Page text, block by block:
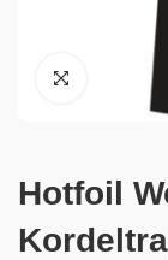
Hotfoil